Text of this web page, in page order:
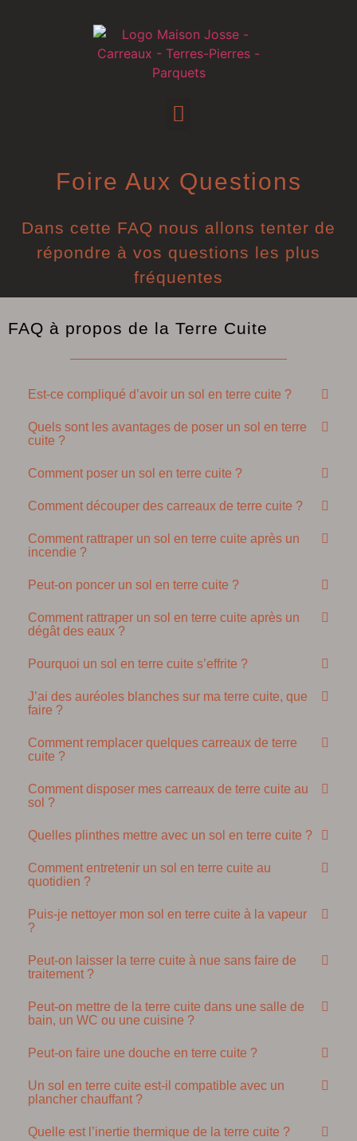
Foire Aux Questions
Dans cette FAQ nous allons tenter de
répondre à vos questions les plus
fréquentes
FAQ à propos de la Terre Cuite
Est-ce compliqué d’avoir un sol en terre cuite ?
Quels sont les avantages de poser un sol en terre
cuite ?
Comment poser un sol en terre cuite ?
Comment découper des carreaux de terre cuite ?
Comment rattraper un sol en terre cuite après un
incendie ?
Peut-on poncer un sol en terre cuite ?
Comment rattraper un sol en terre cuite après un
dégât des eaux ?
Pourquoi un sol en terre cuite s’effrite ?
J’ai des auréoles blanches sur ma terre cuite, que
faire ?
Comment remplacer quelques carreaux de terre
cuite ?
Comment disposer mes carreaux de terre cuite au
sol ?
Quelles plinthes mettre avec un sol en terre cuite ?
Comment entretenir un sol en terre cuite au
quotidien ?
Puis-je nettoyer mon sol en terre cuite à la vapeur
?
Peut-on laisser la terre cuite à nue sans faire de
traitement ?
Peut-on mettre de la terre cuite dans une salle de
bain, un WC ou une cuisine ?
Peut-on faire une douche en terre cuite ?
Un sol en terre cuite est-il compatible avec un
plancher chauffant ?
Quelle est l’inertie thermique de la terre cuite ?